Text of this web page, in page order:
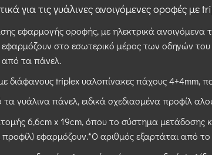
για τις γυάλινες ανοιγόμενες οροφές με
εφαρμογής οροφής, με ηλεκτρικά
εφαρμόζουν στο εσωτερικό μέρος των οδηγών
από τα πάνελ.
διάφανους triplex υαλοπίνακες πάχους 4+4mm,
γυάλινα πάνελ, ειδικά σχεδιασμένα προφίλ
6,6cm x 19cm, όπου το σύστημα
εφαρμόζουν.*Ο αριθμός εξαρτάται από